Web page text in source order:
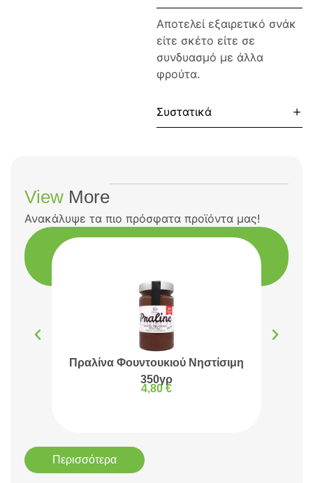
Αποτελεί εξαιρετικό σνάκ
είτε σκέτο είτε σε
συνδυασμό με άλλα
φρούτα.
Συστατικά
View More
Ανακάλυψε τα πιο πρόσφατα προϊόντα μας!
Πραλίνα Φουντουκιού Νηστίσιμη
350γρ
4,80 €
Περισσότερα